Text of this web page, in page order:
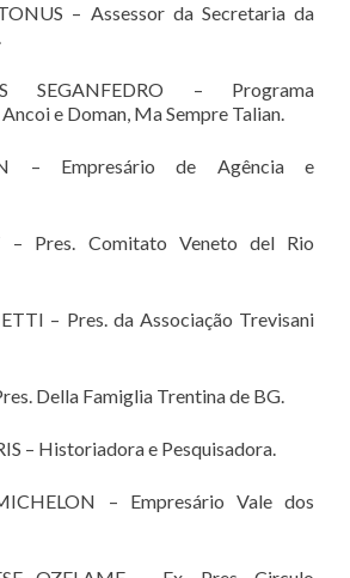
– Assessor da Secretaria da
SEGANFEDRO – Programa
e Doman, Ma Sempre Talian.
– Empresário de Agência e
– Pres. Comitato Veneto del Rio
– Pres. da Associação Trevisani
Della Famiglia Trentina de BG.
– Historiadora e Pesquisadora.
– Empresário Vale dos